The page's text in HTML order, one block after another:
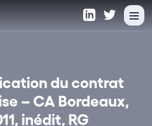
du contrat
– CA Bordeaux,
inédit, RG